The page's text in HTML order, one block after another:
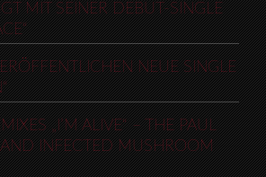
MIT SEINER DEBUT-SINGLE
NEUE SINGLE
„I’M ALIVE“ – THE PAUL
INFECTED MUSHROOM